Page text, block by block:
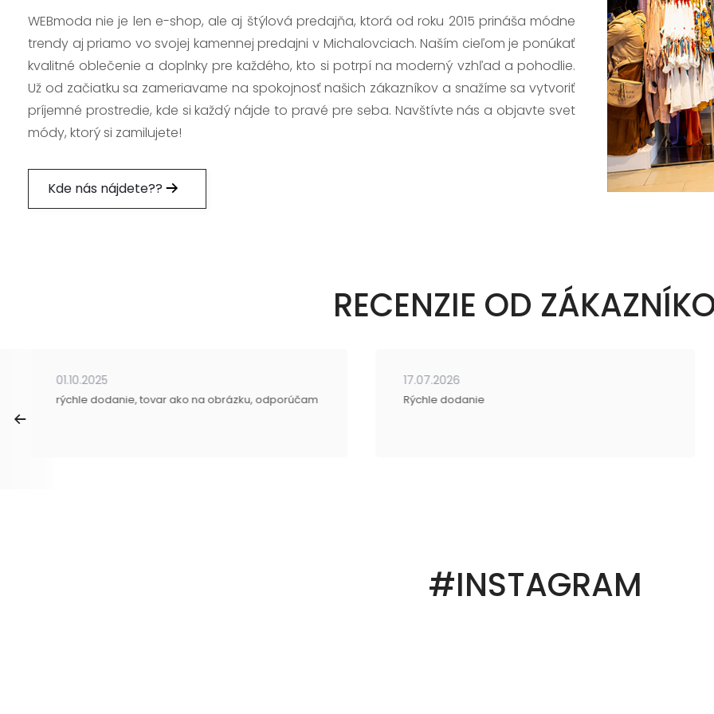
WEBmoda nie je len e-shop, ale aj štýlová predajňa, ktorá od roku 2015 prináša módne
trendy aj priamo vo svojej kamennej predajni v Michalovciach. Naším cieľom je ponúkať
kvalitné oblečenie a doplnky pre každého, kto si potrpí na moderný vzhľad a pohodlie.
Už od začiatku sa zameriavame na spokojnosť našich zákazníkov a snažíme sa vytvoriť
príjemné prostredie, kde si každý nájde to pravé pre seba. Navštívte nás a objavte svet
módy, ktorý si zamilujete!
Kde nás nájdete??
RECENZIE OD
01.10.2025
rýchle dodanie, tovar ako na obrázku, odporúčam
17.07.2026
Rýchle dodanie
#INSTAGRAM